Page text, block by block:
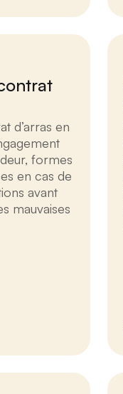
d’arras en
formes
en cas de
avant
mauvaises